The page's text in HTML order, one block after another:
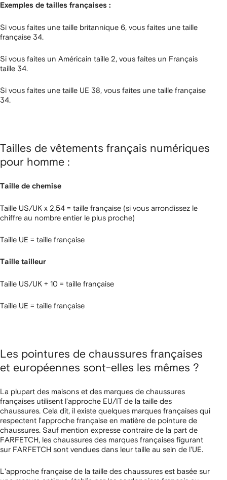
Exemples de tailles françaises :
Si vous faites une taille britannique 6, vous faites une taille
française 34.
Si vous faites un Américain taille 2, vous faites un Français
taille 34.
Si vous faites une taille UE 38, vous faites une taille française
34.
Tailles de vêtements français numériques
pour homme :
Taille de chemise
Taille US/UK x 2,54 = taille française (si vous arrondissez le
chiffre au nombre entier le plus proche)
Taille UE = taille française
Taille tailleur
Taille US/UK + 10 = taille française
Taille UE = taille française
Les pointures de chaussures françaises
et européennes sont-elles les mêmes ?
La plupart des maisons et des marques de chaussures
françaises utilisent l'approche EU/IT de la taille des
chaussures. Cela dit, il existe quelques marques françaises qui
respectent l'approche française en matière de pointure de
chaussures. Sauf mention expresse contraire de la part de
FARFETCH, les chaussures des marques françaises figurant
sur FARFETCH sont vendues dans leur taille au sein de l'UE.
L'approche française de la taille des chaussures est basée sur